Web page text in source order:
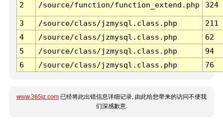
2 /source/function/function_extend.php 324
3 /source/class/jzmysql.class.php
211
4
/source/class/jzmysql.class.php
62
5
/source/class/jzmysql.class.php
94
6
/source/class/jzmysql.class.php 76
www.365jz.com 已经将此出错信息详细记录, 由此给您带来的访问不便我
们深感歉意.